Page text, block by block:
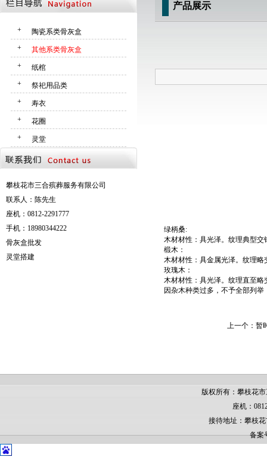
+
陶瓷系类骨灰盒
+
其他系类骨灰盒
+
纸棺
+
祭祀用品类
+
寿衣
+
花圈
+
灵堂
攀枝花市三合殡葬服务有限公司
联系人：陈先生
座机：0812-2291777
手机：18980344222
骨灰盒批发
灵堂搭建
产品展示
绿柄桑:
木材材性：具光泽。纹理典型
椴木：
木材材性：具金属光泽。纹理
玫瑰木：
木材材性：具光泽。纹理直至
因杂木种类过多，不予全部列
上一个：暂
版权所有：攀枝花
座机：
接待地址：攀枝
备案